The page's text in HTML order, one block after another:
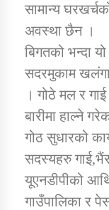
सामान्य
अवस्था छैन ।
बिगतको भन्दा
सदरमुकाम
। गोठे मल र
बारीमा हाल्ने
गोठ सुधारको
सदस्यहरु
यूएनडीपीको
गाउँपालिका र